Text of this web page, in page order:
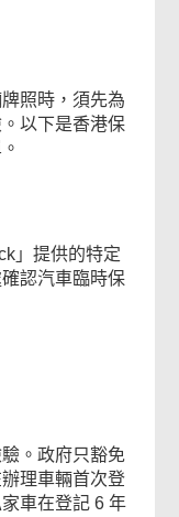
照時，須先為
以下是香港保
」提供的特定
認汽車臨時保
。政府只豁免
理車輛首次登
車在登記 6 年